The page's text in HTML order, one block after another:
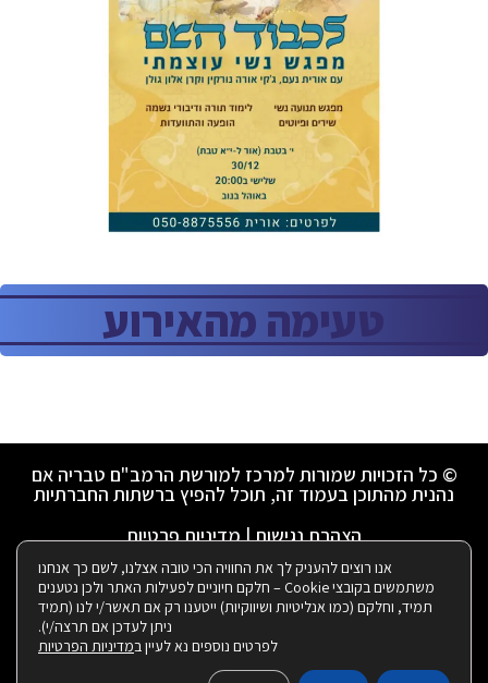
טעימה מהאירוע
© כל הזכויות שמורות למרכז למורשת הרמב"ם טבריה אם
נהנית מהתוכן בעמוד זה, תוכל להפיץ ברשתות החברתיות
הצהרת נגישות|מדיניות פרטיות
ניהול ועיצוב ע"י רבקי שאולזון:
אנו רוצים להעניק לך את החוויה הכי טובה אצלנו, לשם כך אנחנו
משתמשים בקובצי Cookie – חלקם חיוניים לפעילות האתר ולכן נטענים
תמיד, וחלקם (כמו אנליטיות ושיווקיות) ייטענו רק אם תאשר/י לנו (תמיד
ניתן לעדכן אם תרצה/י).
לפרטים נוספים נא לעיין במדיניות הפרטיות